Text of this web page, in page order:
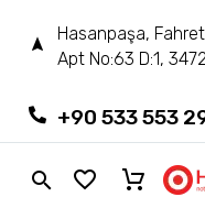
Hasanpaşa,
Apt No:63 D:1,
+90 533 553